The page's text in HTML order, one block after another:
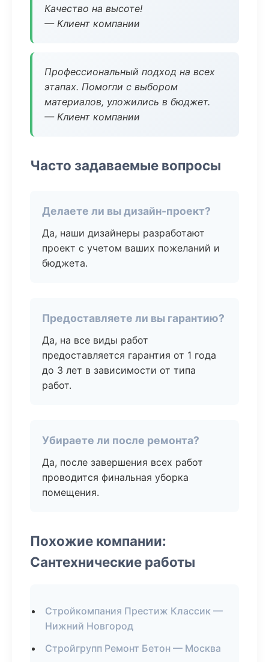
Качество на высоте!
— Клиент компании
Профессиональный подход на всех
этапах. Помогли с выбором
материалов, уложились в бюджет.
— Клиент компании
Часто задаваемые вопросы
Делаете ли вы дизайн-проект?
Да, наши дизайнеры разработают
проект с учетом ваших пожеланий и
бюджета.
Предоставляете ли вы гарантию?
Да, на все виды работ
предоставляется гарантия от 1 года
до 3 лет в зависимости от типа
работ.
Убираете ли после ремонта?
Да, после завершения всех работ
проводится финальная уборка
помещения.
Похожие компании:
Сантехнические работы
Стройкомпания Престиж Классик —
Нижний Новгород
Стройгрупп Ремонт Бетон — Москва